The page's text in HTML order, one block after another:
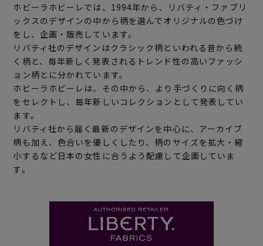
ホビーラホビーレでは、1994年から、リバティ・ファブリ
ックスのデザインの中から柄を選んでオリジナルの色づけ
をし、企画・販売しています。
リバティ社のデザインはクラシック柄といわれる昔から続
く柄と、毎年新しく発表されるトレンド性の高いファッシ
ョン柄とに分かれています。
ホビーラホビーレは、その中から、より手づくりに向く柄
をセレクトし、毎年新しいコレクションとして発表してい
ます。
リバティ社から届く最新のデザインを中心に、アーカイブ
柄も加え、色合いを優しくしたり、柄のサイズを拡大・縮
小するなど日本の女性に合うよう配慮して企画していま
す。